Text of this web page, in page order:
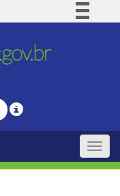
Comunica BR
Legislação
Toggle